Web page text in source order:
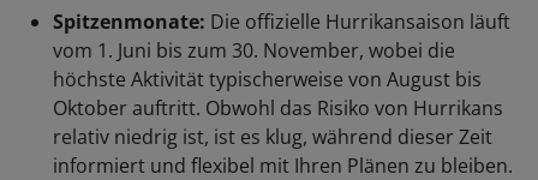
Spitzenmonate: Die offizielle Hurrikansaison läuft
vom 1. Juni bis zum 30. November, wobei die
höchste Aktivität typischerweise von August bis
Oktober auftritt. Obwohl das Risiko von Hurrikans
relativ niedrig ist, ist es klug, während dieser Zeit
informiert und flexibel mit Ihren Plänen zu bleiben.